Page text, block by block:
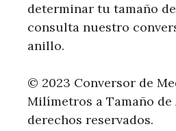
determinar tu tamaño
consulta nuestro
anillo.
© 2023 Conversor de
Milímetros a Tamaño
derechos reservados.